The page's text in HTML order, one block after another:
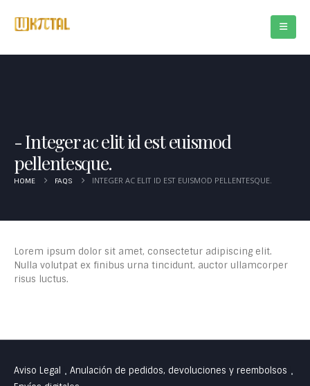
Integer ac elit id est euismod
pellentesque.
HOME FAQS INTEGER AC ELIT ID EST EUISMOD PELLENTESQUE.
Lorem ipsum dolor sit amet, consectetur adipiscing elit.
Nulla volutpat ex finibus urna tincidunt, auctor ullamcorper
risus luctus.
Aviso Legal • Anulación de pedidos, devoluciones y reembolsos •